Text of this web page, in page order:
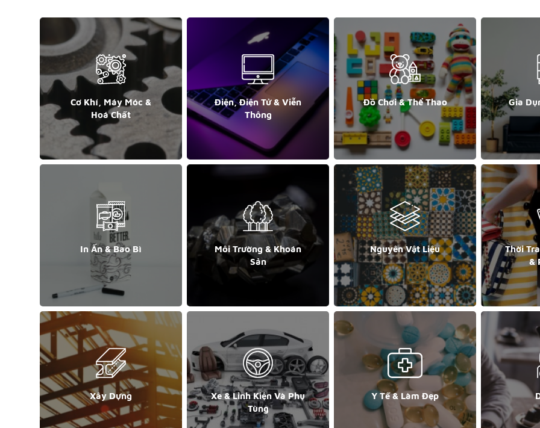
Cơ Khí, Máy Móc &
Hoá Chất
Điện, Điện Tử & Viễn
Thông
Đồ Chơi & Thể Thao Gia
In Ấn & Bao Bì
Môi Trường & Khoán
Sản
Nguyên Vật Liệu
Thời
&
Xây Dựng
Xe & Linh Kiện Và Phụ
Tùng
Y Tế & Làm Đẹp